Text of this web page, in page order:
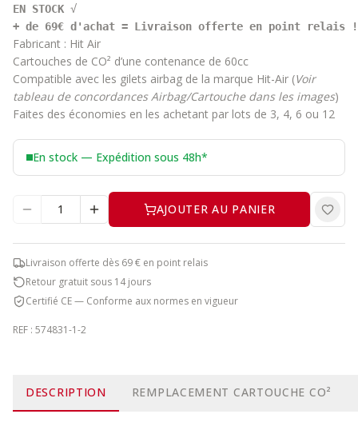
EN STOCK
+ de 69€ d'achat = Livraison offerte en point relais
Fabricant : Hit Air
Cartouches de CO² d’une contenance de 60cc
Compatible avec les gilets airbag de la marque Hit-Air (Voir
tableau de concordances Airbag/Cartouche dans les images)
Faites des économies en les achetant par lots de 3, 4, 6 ou 12
En stock — Expédition sous 48h*
AJOUTER AU PANIER
Livraison offerte dès 69 € en point relais
Retour gratuit sous 14 jours
Certifié CE — Conforme aux normes en vigueur
REF : 574831-1-2
DESCRIPTION REMPLACEMENT CARTOUCHE CO²